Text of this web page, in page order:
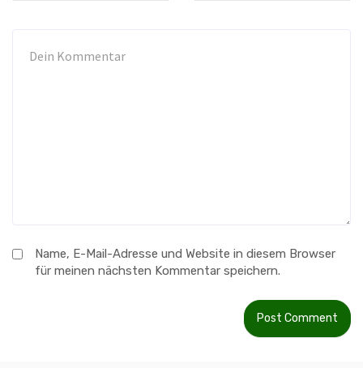
Name, E-Mail-Adresse und Website in diesem Browser
für meinen nächsten Kommentar speichern.